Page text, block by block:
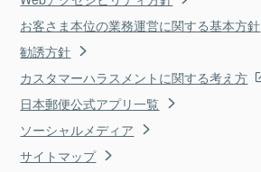
お客さま本位の業務運営に関する基本方針
勧誘方針
カスタマーハラスメントに関する考え方
日本郵便公式アプリ一覧
ソーシャルメディア
サイトマップ